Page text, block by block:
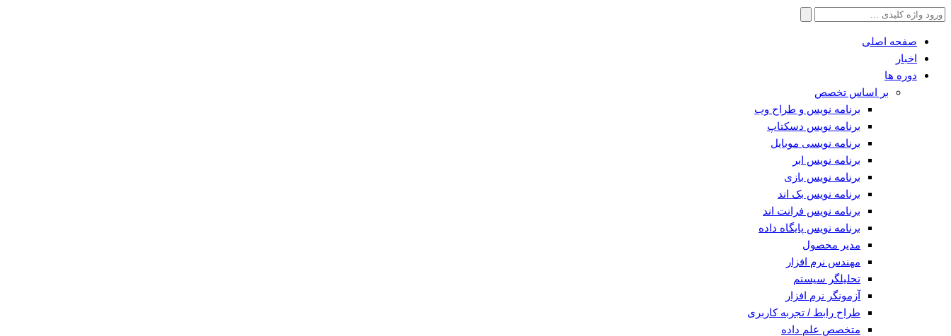
جستجو
صفحه اصلی
اخبار
دوره ها
بر اساس تخصص
برنامه نویس و طراح وب
برنامه نویس دسکتاپ
برنامه نویسی موبایل
برنامه نویس ابر
برنامه نویس بازی
برنامه نویس بک اند
برنامه نویس فرانت اند
برنامه نویس پایگاه داده
مدیر محصول
مهندس نرم افزار
تحلیلگر سیستم
آزمونگر نرم افزار
طراح رابط / تجربه کاربری
متخصص علم داده